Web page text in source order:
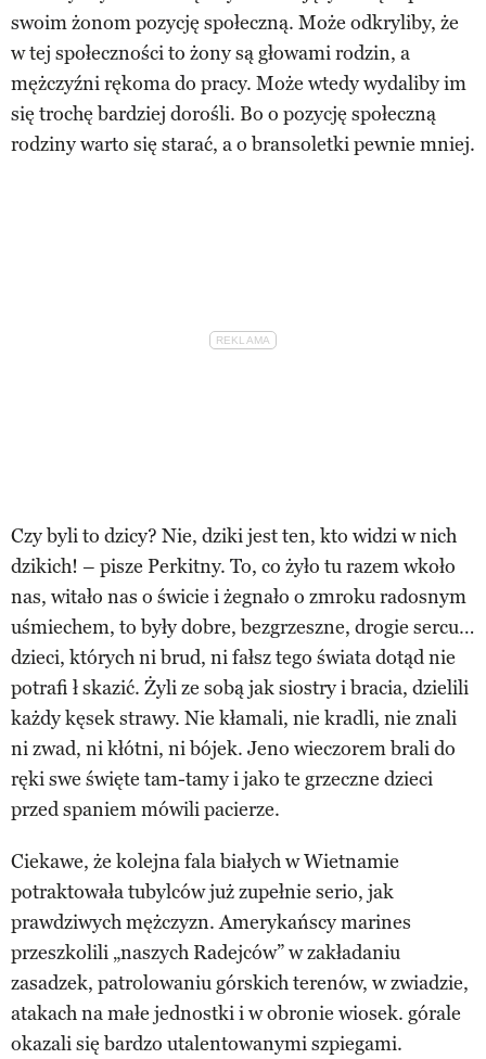
swoim żonom pozycję społeczną. Może odkryliby, że
w tej społeczności to żony są głowami rodzin, a
mężczyźni rękoma do pracy. Może wtedy wydaliby im
się trochę bardziej dorośli. Bo o pozycję społeczną
rodziny warto się starać, a o bransoletki pewnie mniej.
Czy byli to dzicy? Nie, dziki jest ten, kto widzi w nich
dzikich! – pisze Perkitny. To, co żyło tu razem wkoło
nas, witało nas o świcie i żegnało o zmroku radosnym
uśmiechem, to były dobre, bezgrzeszne, drogie sercu…
dzieci, których ni brud, ni fałsz tego świata dotąd nie
potrafi ł skazić. Żyli ze sobą jak siostry i bracia, dzielili
każdy kęsek strawy. Nie kłamali, nie kradli, nie znali
ni zwad, ni kłótni, ni bójek. Jeno wieczorem brali do
ręki swe święte tam-tamy i jako te grzeczne dzieci
przed spaniem mówili pacierze.
Ciekawe, że kolejna fala białych w Wietnamie
potraktowała tubylców już zupełnie serio, jak
prawdziwych mężczyzn. Amerykańscy marines
przeszkolili „naszych Radejców” w zakładaniu
zasadzek, patrolowaniu górskich terenów, w zwiadzie,
atakach na małe jednostki i w obronie wiosek. górale
okazali się bardzo utalentowanymi szpiegami.